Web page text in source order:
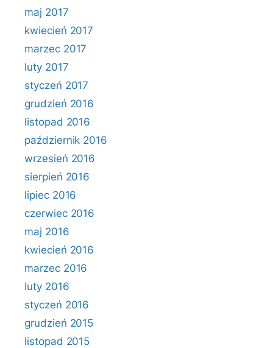
maj 2017
kwiecień 2017
marzec 2017
luty 2017
styczeń 2017
grudzień 2016
listopad 2016
październik 2016
wrzesień 2016
sierpień 2016
lipiec 2016
czerwiec 2016
maj 2016
kwiecień 2016
marzec 2016
luty 2016
styczeń 2016
grudzień 2015
listopad 2015